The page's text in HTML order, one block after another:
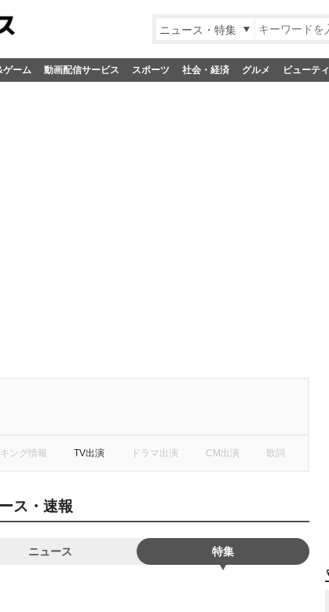
ニュース・特集
ゲーム 動画配信サービス スポーツ 社会・経済 グルメ ビューティ
ング情報 TV出演 ドラマ出演 CM出演 歌詞
ス・速報
ニュース 特集